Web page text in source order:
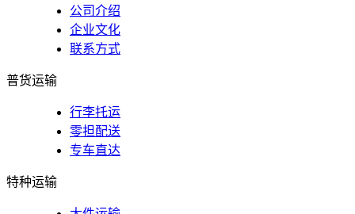
公司介绍
企业文化
联系方式
普货运输
行李托运
零担配送
专车直达
特种运输